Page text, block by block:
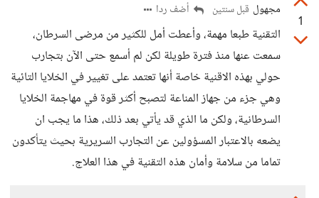
1
مجهول قبل سنتين أضف ردا
التقنية طبعا مهمة، وأعطت أمل للكثير من مرضى السرطان،
سمعت عنها منذ فترة طويلة لكن لم أسمع حتى الآن بتجارب
حولي بهذه الاقنية خاصة أنها تعتمد على تغيير في الخلايا التائية
وهي جزء من جهاز المناعة لتصبح أكثر قوة في مهاجمة الخلايا
السرطانية، ولكن ما الذي قد يأتي بعد ذلك، هذا ما يجب ان
يضعه بالاعتبار المسؤولين عن التجارب السريرية بحيث يتأكدون
تماما من سلامة وأمان هذه التقنية في هذا العلاج.